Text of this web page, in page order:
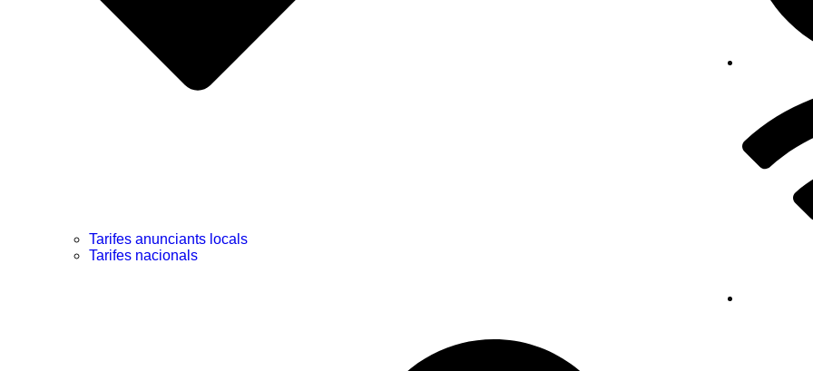
Tarifes anunciants locals
Tarifes nacionals